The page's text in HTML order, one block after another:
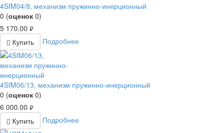
4SIM04/8, механизм пружинно-инерционный
0 (оценок 0)
5 170.00 руб.
Купить Подробнее
4SIM06/13, механизм пружинно-инерционный
0 (оценок 0)
6 000.00 руб.
Купить Подробнее